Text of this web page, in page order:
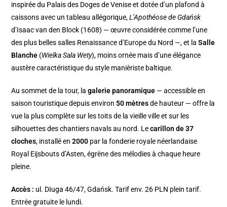
inspirée du Palais des Doges de Venise et dotée d’un plafond à
caissons avec un tableau allégorique,L’Apothéose de Gdańsk
d’Isaac van den Block (1608) — œuvre considérée comme l’une
des plus belles salles Renaissance d’Europe du Nord —, et laSalle
Blanche (Wielka Sala Wety), moins ornée mais d’une élégance
austère caractéristique du style manièriste baltique.
Au sommet de la tour, lagalerie panoramique — accessible en
saison touristique depuis environ 50 mètresde hauteur — offre la
vue la plus complète sur les toits de la vieille ville et sur les
silhouettes des chantiers navals au nord. Lecarillon de 37
cloches, installé en2000 par la fonderie royale néerlandaise
Royal Eijsbouts d’Asten, égrène des mélodies à chaque heure
pleine.
Accès : ul. Długa 46/47, Gdańsk. Tarif env. 26 PLN plein tarif.
Entrée gratuite le lundi.